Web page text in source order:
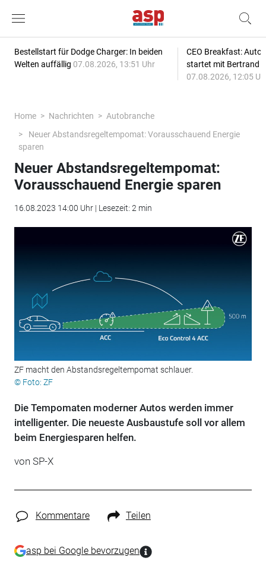
Bestellstart für Dodge Charger: In beiden
Welten auffällig 07.08.2026, 13:51 Uhr
CEO Breakfast:
startet mit Bertrand
07.08.2026, 12:05
Home Nachrichten
Autobranche
Neuer Abstandsregeltempomat: Vorausschauend Energie
sparen
Neuer Abstandsregeltempomat:
Vorausschauend Energie sparen
16.08.2023 14:00 Uhr | Lesezeit: 2 min
ZF macht den Abstandsregeltempomat schlauer.
© Foto: ZF
Die Tempomaten moderner Autos werden immer
intelligenter. Die neueste Ausbaustufe soll vor allem
beim Energiesparen helfen.
von SP-X
Kommentare Teilen
asp bei Google bevorzugen